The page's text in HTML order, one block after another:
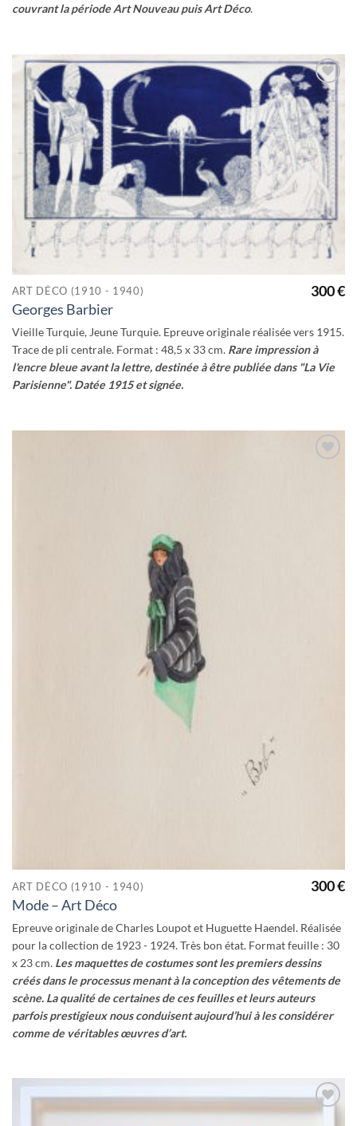
couvrant la période Art Nouveau puis Art Déco.
Ajouter
à la
wishlist
ART DÉCO (1910 - 1940)
Georges Barbier
300€
Vieille Turquie, Jeune Turquie. Epreuve originale réalisée vers 1915.
Trace de pli centrale. Format : 48,5 x 33 cm. Rare impression à
l'encre bleue avant la lettre, destinée à être publiée dans "La Vie
Parisienne". Datée 1915 et signée.
ART DÉCO (1910 - 1940)
Mode – Art Déco
300€
Epreuve originale de Charles Loupot et Huguette Haendel. Réalisée
pour la collection de 1923 - 1924. Très bon état. Format feuille : 30
x 23 cm. Les maquettes de costumes sont les premiers dessins
créés dans le processus menant à la conception des vêtements de
scène. La qualité de certaines de ces feuilles et leurs auteurs
parfois prestigieux nous conduisent aujourd’hui à les considérer
comme de véritables œuvres d’art.